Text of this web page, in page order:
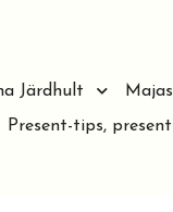
Järdhult
Present-tips,